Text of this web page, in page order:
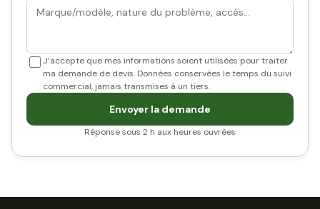
J’accepte que mes informations soient utilisées pour traiter
ma demande de devis. Données conservées le temps du suivi
commercial, jamais transmises à un tiers.
Envoyer la demande
Réponse sous 2 h aux heures ouvrées